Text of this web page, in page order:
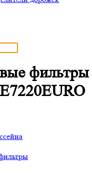
фильтры